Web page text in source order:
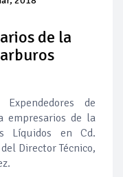
las inversiones de
de las gasolineras: se
de la
de
empresarios de la
Líquidos en Cd.
Director Técnico,